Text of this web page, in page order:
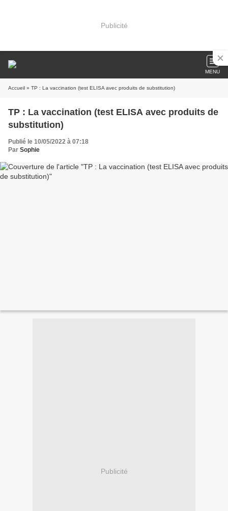
Publicité
MENU
Accueil » TP : La vaccination (test ELISA avec produits de substitution)
TP : La vaccination (test ELISA avec produits de
substitution)
Publié le 10/05/2022 à 07:18
Par Sophie
Publicité